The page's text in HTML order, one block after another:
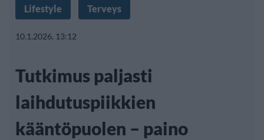
Lifestyle Terveys
10.1.2026, 13:12
Tutkimus paljasti
laihdutuspiikkien
kääntöpuolen – paino